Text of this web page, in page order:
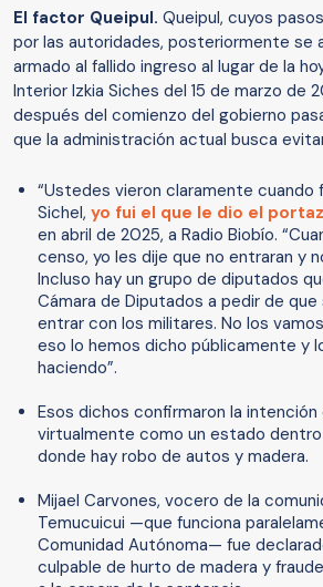
El factor Queipul. Queipul, cuyos
por las autoridades, posteriormente se
armado al fallido ingreso al lugar de la
Interior Izkia Siches del 15 de marzo de
después del comienzo del gobierno
que la administración actual busca
“Ustedes vieron claramente cuando
Sichel, yo fui el que le dio el
en abril de 2025, a Radio Biobío.
censo, yo les dije que no entraran y
Incluso hay un grupo de diputados
Cámara de Diputados a pedir de
entrar con los militares. No los
eso lo hemos dicho públicamente y
haciendo”.
Esos dichos confirmaron la intención
virtualmente como un estado
donde hay robo de autos y madera.
Mijael Carvones, vocero de la
Temucuicui —que funciona
Comunidad Autónoma— fue
culpable de hurto de madera y